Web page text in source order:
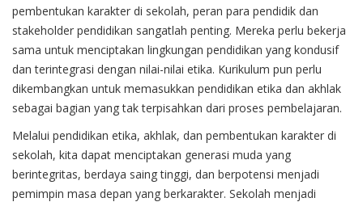
pembentukan karakter di sekolah, peran para pendidik dan
stakeholder pendidikan sangatlah penting. Mereka perlu bekerja
sama untuk menciptakan lingkungan pendidikan yang kondusif
dan terintegrasi dengan nilai-nilai etika. Kurikulum pun perlu
dikembangkan untuk memasukkan pendidikan etika dan akhlak
sebagai bagian yang tak terpisahkan dari proses pembelajaran.
Melalui pendidikan etika, akhlak, dan pembentukan karakter di
sekolah, kita dapat menciptakan generasi muda yang
berintegritas, berdaya saing tinggi, dan berpotensi menjadi
pemimpin masa depan yang berkarakter. Sekolah menjadi